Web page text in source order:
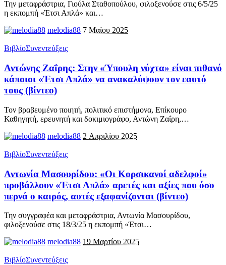
Την μεταφράστρια, Γιούλα Σταθοπούλου, φιλοξενούσε στις 6/5/25
η εκπομπή «Έτσι Απλά» και…
melodia88 7 Μαΐου 2025
ΒιβλίοΣυνεντεύξεις
Αντώνης Ζαΐρης: Στην «Ύπουλη νύχτα» είναι πιθανό
κάποιοι «Έτσι Απλά» να ανακαλύψουν τον εαυτό
τους (βίντεο)
Τον βραβευμένο ποιητή, πολιτικό επιστήμονα, Επίκουρο
Καθηγητή, ερευνητή και δοκιμιογράφο, Αντώνη Ζαΐρη,…
melodia88 2 Απριλίου 2025
ΒιβλίοΣυνεντεύξεις
Αντωνία Μασουρίδου: «Οι Κορσικανοί αδελφοί»
προβάλλουν «Έτσι Απλά» αρετές και αξίες που όσο
περνά ο καιρός, αυτές εξαφανίζονται (βίντεο)
Την συγγραφέα και μεταφράστρια, Αντωνία Μασουρίδου,
φιλοξενούσε στις 18/3/25 η εκπομπή «Έτσι…
melodia88 19 Μαρτίου 2025
ΒιβλίοΣυνεντεύξεις